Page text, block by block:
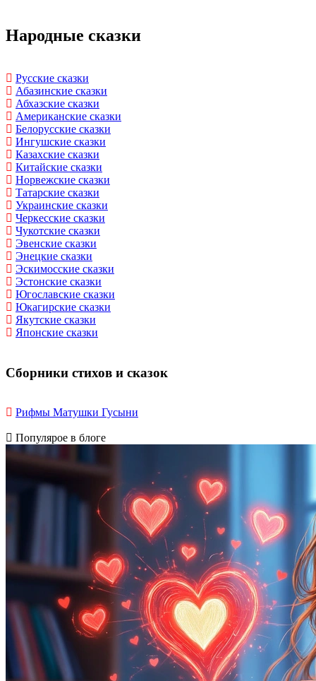
Народные сказки
Русские сказки
Абазинские сказки
Абхазские сказки
Американские сказки
Белорусские сказки
Ингушские сказки
Казахские сказки
Китайские сказки
Норвежские сказки
Татарские сказки
Украинские сказки
Черкесские сказки
Чукотские сказки
Эвенские сказки
Энецкие сказки
Эскимосские сказки
Эстонские сказки
Югославские сказки
Юкагирские сказки
Якутские сказки
Японские сказки
Сборники стихов и сказок
Рифмы Матушки Гусыни
Популярое в блоге